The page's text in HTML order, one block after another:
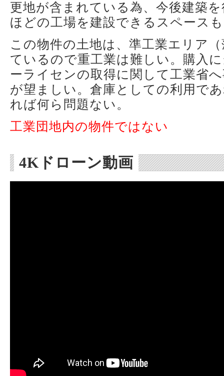
更地が含まれている為、今後建築
ほどの工場を建設できるスペース
この物件の土地は、準工業エリア
ているので重工業は難しい。購入
ーライセンの取得に関して工業省
が望ましい。倉庫としての利用で
れば何ら問題ない。
工業団地内の物件ではない
4Kドローン動画